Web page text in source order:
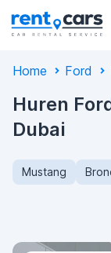
Home Ford
Huren
Dubai
Mustang